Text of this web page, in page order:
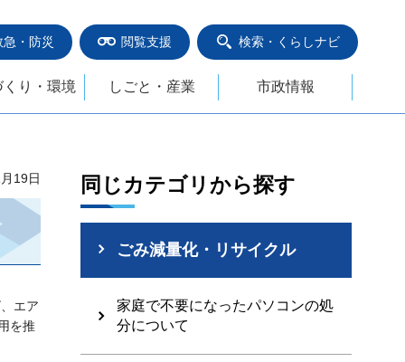
急・防災 閲覧支援 検索・くらしナビ
くり・環境 しごと・産業 市政情報
19日
エア
を推
同じカテゴリから探す
ごみ減量化・リサイクル
家庭で不要になったパソコンの処
分について